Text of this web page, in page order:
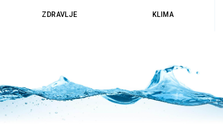
ZDRAVLJE KLIMA